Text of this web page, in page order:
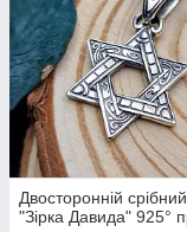
Двосторонній
"Зірка Давида" 925°